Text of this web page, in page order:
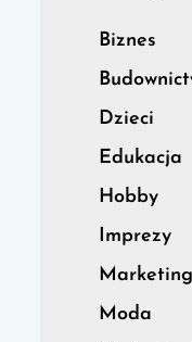
Biznes
Dzieci
Edukacja
Hobby
Imprezy
Marketing
Moda